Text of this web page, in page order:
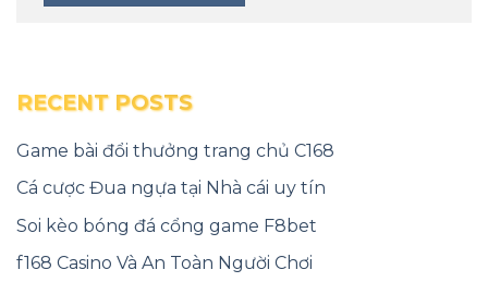
RECENT POSTS
Game bài đổi thưởng trang chủ C168
Cá cược Đua ngựa tại Nhà cái uy tín
Soi kèo bóng đá cổng game F8bet
f168 Casino Và An Toàn Người Chơi